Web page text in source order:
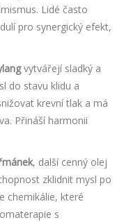
Lidé často
pro synergický efekt,
vytvářejí sladký a
do stavu klidu a
krevní tlak a má
Přináší harmonii
, další cenný olej
zklidnit mysl po
chemikálie, které
s